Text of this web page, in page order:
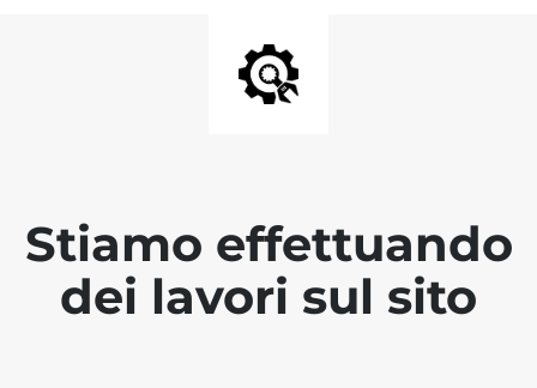
Stiamo effettuando
dei lavori sul sito